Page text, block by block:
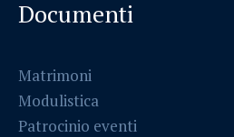
Documenti
Matrimoni
Modulistica
Patrocinio eventi